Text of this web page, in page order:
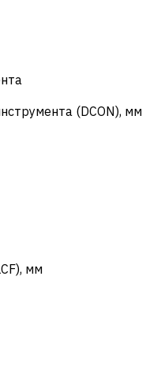
(DCON), мм
мм